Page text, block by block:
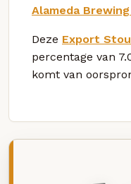
Alameda Brewing
Deze Export
percentage van
komt van